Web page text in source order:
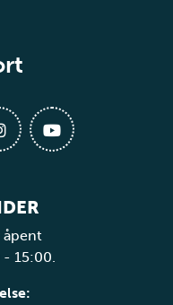
åpent
15:00.